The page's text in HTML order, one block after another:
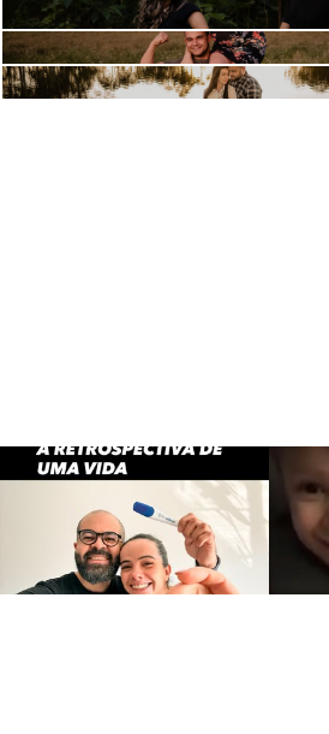
LU + GUI = CLARINHA